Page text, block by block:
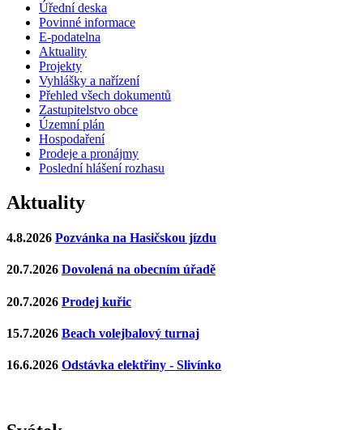
Úřední deska
Povinné informace
E-podatelna
Aktuality
Projekty
Vyhlášky a nařízení
Přehled všech dokumentů
Zastupitelstvo obce
Územní plán
Hospodaření
Prodeje a pronájmy
Poslední hlášení rozhasu
Aktuality
4.8.2026 Pozvánka na Hasičskou jízdu
20.7.2026 Dovolená na obecním úřadě
20.7.2026 Prodej kuřic
15.7.2026 Beach volejbalový turnaj
16.6.2026 Odstávka elektřiny - Slivínko